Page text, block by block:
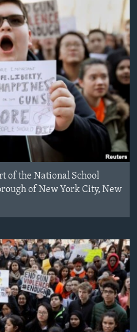
of the National School
of New York City, New